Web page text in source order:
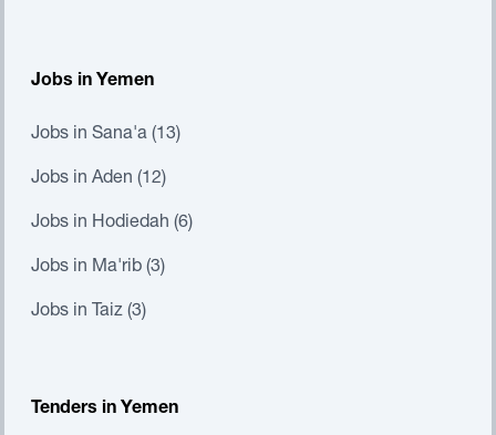
Jobs in Yemen
Jobs in Sana'a (13)
Jobs in Aden (12)
Jobs in Hodiedah (6)
Jobs in Ma'rib (3)
Jobs in Taiz (3)
Tenders in Yemen